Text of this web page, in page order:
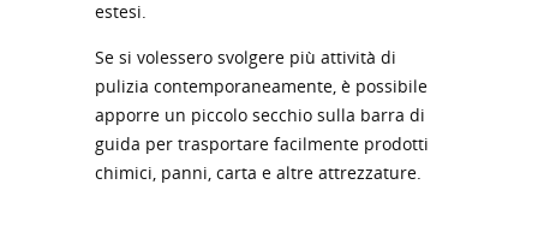
estesi.
Se si volessero svolgere più attività di
pulizia contemporaneamente, è possibile
apporre un piccolo secchio sulla barra di
guida per trasportare facilmente prodotti
chimici, panni, carta e altre attrezzature.